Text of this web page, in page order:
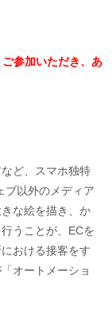
参加いただき、あ
ど、スマホ独特
ブ以外のメディア
な絵を描き、か
うことが、ECを
おける接客をす
オートメーショ